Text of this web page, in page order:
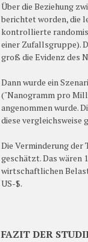
Über die Beziehung
berichtet worden, die
kontrollierte
einer Zufallsgruppe).
groß die Evidenz des
Dann wurde ein
("Nanogramm pro
angenommen wurde.
diese vergleichsweise
Die Verminderung der
geschätzt. Das wären
wirtschaftlichen
US-$.
FAZIT DER